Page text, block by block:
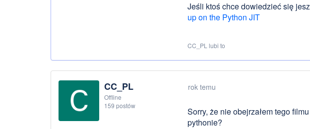
Jeśli ktoś chce dowiedzieć się
up on the Python JIT
CC_PL lubi to
CC_PL
Offline
159 postów
rok temu
Sorry, że nie obejrzałem tego
pythonie?